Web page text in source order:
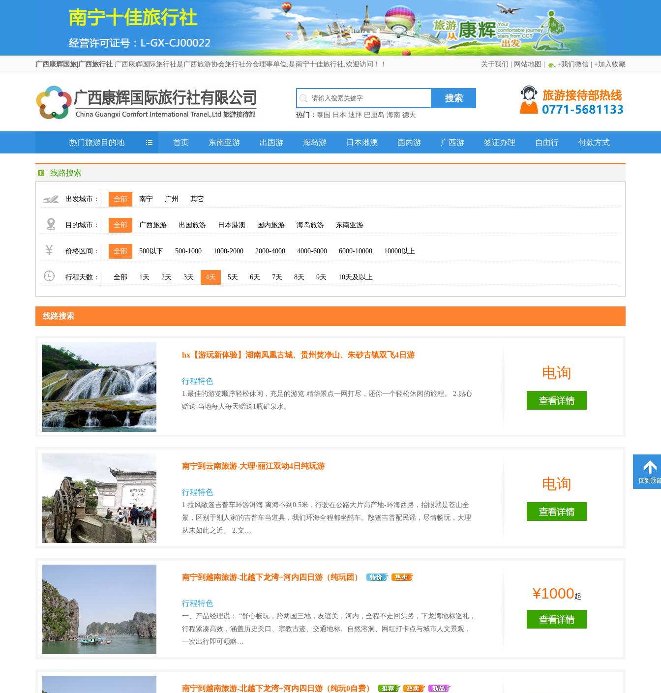
广西康辉国旅|广西旅行社 广西康辉国际旅行社是广西旅游协会旅行社分会理事单位,是南宁十佳旅行社,欢迎访问！！ 关于我们 网站地图 +我们微信 +加入收藏
热门： 泰国 日本 迪拜 巴厘岛 海南 德天
热门旅游目的地 首页 东南亚游 出国游 海岛游 日本港澳 国内游 广西游 签证办理 自由行 付款方式
线路搜索
出发城市： 全部 南宁 广州 其它
目的城市： 全部 广西旅游 出国旅游 日本港澳 国内旅游 海岛旅游 东南亚游
价格区间： 全部 500以下 500-1000 1000-2000 2000-4000 4000-6000 6000-10000 10000以上
行程天数： 全部 1天 2天 3天 4天 5天 6天 7天 8天 9天 10天及以上
线路搜索
hx【游玩新体验】湖南凤凰古城、贵州焚净山、朱砂古镇双飞4日游
行程特色
1.最佳的游览顺序轻松休闲，充足的游览 精华景点一网打尽，还你一个轻松休闲的旅程。 2.贴心
赠送 当地每人每天赠送1瓶矿泉水。
电询
南宁到云南旅游-大理·丽江双动4日纯玩游
行程特色
1.拉风敞篷吉普车环游洱海 离海不到0.5米，行驶在公路大片高产地-环海西路，抬眼就是苍山全
景，区别于别人家的吉普车当道具，我们环海全程都坐酷车。敞篷吉普配民谣，尽情畅玩，大理
从未如此之近。 2.文…
电询
南宁到越南旅游-北越下龙湾+河内四日游（纯玩团）
行程特色
一、产品经理说： “舒心畅玩，跨两国三地，友谊关，河内，全程不走回头路，下龙湾地标巡礼，
行程紧凑高效，涵盖历史关口、宗教古迹、交通地标、自然溶洞、网红打卡点与城市人文景观，
一次出行即可领略…
¥1000起
南宁到越南旅游-北越下龙湾+河内四日游（纯玩0自费）